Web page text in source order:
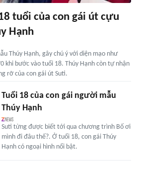
tuổi của con gái út cựu
Hạnh
Thúy Hạnh, gây chú ý với diện mạo như
khi bước vào tuổi 18. Thúy Hạnh còn tự nhận
rỡ của con gái út Suti.
Tuổi 18 của con gái người mẫu
Thúy Hạnh
Suti từng được biết tới qua chương trình Bố ơi
mình đi đâu thế?. Ở tuổi 18, con gái Thúy
Hạnh có ngoại hình nổi bật.